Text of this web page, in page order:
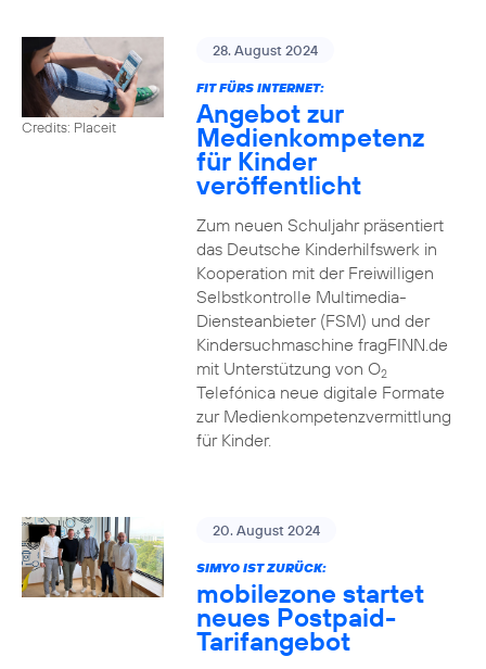
Credits: Placeit
28. August 2024
FIT FÜRS INTERNET:
Angebot zur
Medienkompetenz
für Kinder
veröffentlicht
Zum neuen Schuljahr präsentiert
das Deutsche Kinderhilfswerk in
Kooperation mit der Freiwilligen
Selbstkontrolle Multimedia-
Diensteanbieter (FSM) und der
Kindersuchmaschine fragFINN.de
mit Unterstützung von O2
Telefónica neue digitale Formate
zur Medienkompetenzvermittlung
für Kinder.
20. August 2024
SIMYO IST ZURÜCK:
mobilezone startet
neues Postpaid-
Tarifangebot